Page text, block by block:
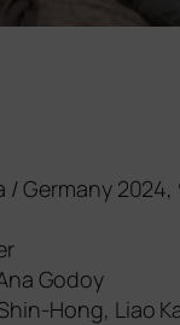
/ Germany2024,
Godoy
Hong, Liao